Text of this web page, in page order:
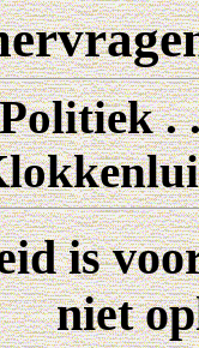
Politiek .
is
niet